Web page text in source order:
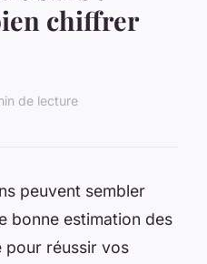
chiffrer
de lecture
peuvent sembler
bonne estimation des
pour réussir vos